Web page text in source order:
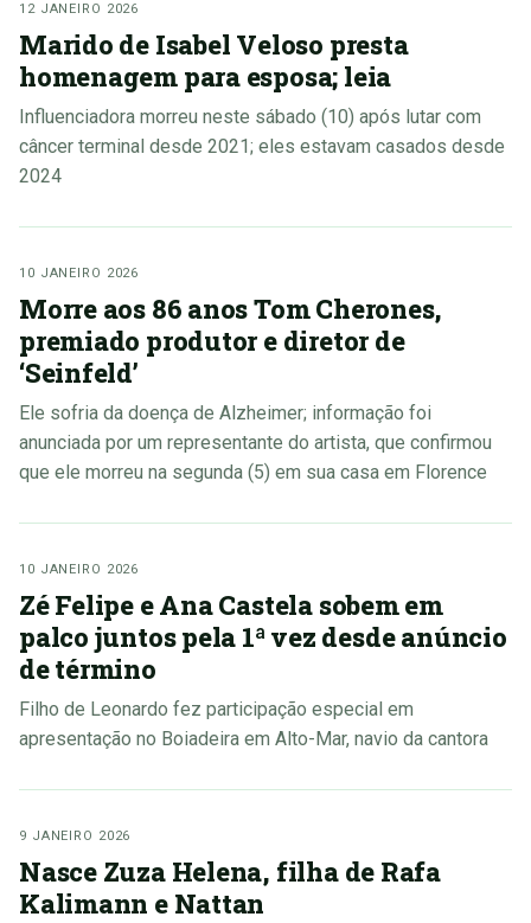
12 JANEIRO 2026
Marido de Isabel Veloso presta
homenagem para esposa; leia
Influenciadora morreu neste sábado (10) após lutar com
câncer terminal desde 2021; eles estavam casados desde
2024
10 JANEIRO 2026
Morre aos 86 anos Tom Cherones,
premiado produtor e diretor de
‘Seinfeld’
Ele sofria da doença de Alzheimer; informação foi
anunciada por um representante do artista, que confirmou
que ele morreu na segunda (5) em sua casa em Florence
10 JANEIRO 2026
Zé Felipe e Ana Castela sobem em
palco juntos pela 1ª vez desde anúncio
de término
Filho de Leonardo fez participação especial em
apresentação no Boiadeira em Alto-Mar, navio da cantora
9 JANEIRO 2026
Nasce Zuza Helena, filha de Rafa
Kalimann e Nattan